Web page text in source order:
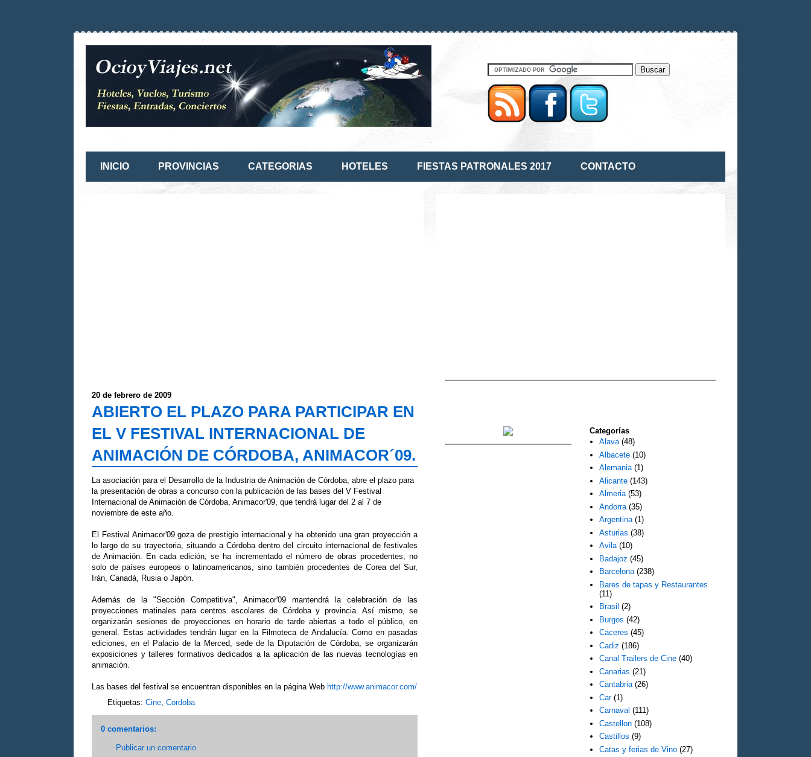
INICIO PROVINCIAS CATEGORIAS HOTELES FIESTAS PATRONALES 2017 CONTACTO
20 de febrero de 2009
ABIERTO EL PLAZO PARA PARTICIPAR EN
EL V FESTIVAL INTERNACIONAL DE
ANIMACIÓN DE CÓRDOBA, ANIMACOR´09.
La asociación para el Desarrollo de la Industria de Animación de Córdoba, abre el plazo para
la presentación de obras a concurso con la publicación de las bases del V Festival
Internacional de Animación de Córdoba, Animacor'09, que tendrá lugar del 2 al 7 de
noviembre de este año.
El Festival Animacor'09 goza de prestigio internacional y ha obtenido una gran proyección a
lo largo de su trayectoria, situando a Córdoba dentro del circuito internacional de festivales
de Animación. En cada edición, se ha incrementado el número de obras procedentes, no
solo de países europeos o latinoamericanos, sino también procedentes de Corea del Sur,
Irán, Canadá, Rusia o Japón.
Además de la "Sección Competitiva", Animacor'09 mantendrá la celebración de las
proyecciones matinales para centros escolares de Córdoba y provincia. Así mismo, se
organizarán sesiones de proyecciones en horario de tarde abiertas a todo el público, en
general. Estas actividades tendrán lugar en la Filmoteca de Andalucía. Como en pasadas
ediciones, en el Palacio de la Merced, sede de la Diputación de Córdoba, se organizarán
exposiciones y talleres formativos dedicados a la aplicación de las nuevas tecnologías en
animación.
Las bases del festival se encuentran disponibles en la página Web http://www.animacor.com/
Etiquetas: Cine Cordoba
0 comentarios:
Publicar un comentario
Categorías
Alava (48)
Albacete (10)
Alemania (1)
Alicante (143)
Almeria (53)
Andorra (35)
Argentina (1)
Asturias (38)
Avila (10)
Badajoz (45)
Barcelona (238)
Bares de tapas y Restaurantes
(11)
Brasil (2)
Burgos (42)
Caceres (45)
Cadiz (186)
Canal Trailers de Cine (40)
Canarias (21)
Cantabria (26)
Car (1)
Carnaval (111)
Castellon (108)
Castillos (9)
Catas y ferias de Vino (27)